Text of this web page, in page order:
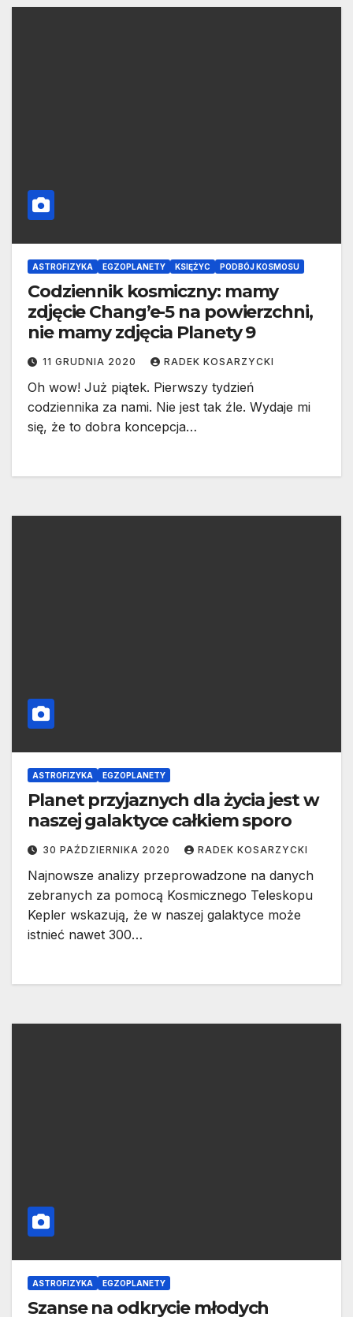
ASTROFIZYKA EGZOPLANETY KSIĘŻYC PODBÓJ KOSMOSU
Codziennik kosmiczny: mamy
zdjęcie Chang’e-5 na powierzchni,
nie mamy zdjęcia Planety 9
11 GRUDNIA 2020 RADEK KOSARZYCKI
Oh wow! Już piątek. Pierwszy tydzień
codziennika za nami. Nie jest tak źle. Wydaje mi
się, że to dobra koncepcja…
ASTROFIZYKA EGZOPLANETY
Planet przyjaznych dla życia jest w
naszej galaktyce całkiem sporo
30 PAŹDZIERNIKA 2020 RADEK KOSARZYCKI
Najnowsze analizy przeprowadzone na danych
zebranych za pomocą Kosmicznego Teleskopu
Kepler wskazują, że w naszej galaktyce może
istnieć nawet 300…
ASTROFIZYKA EGZOPLANETY
Szanse na odkrycie młodych